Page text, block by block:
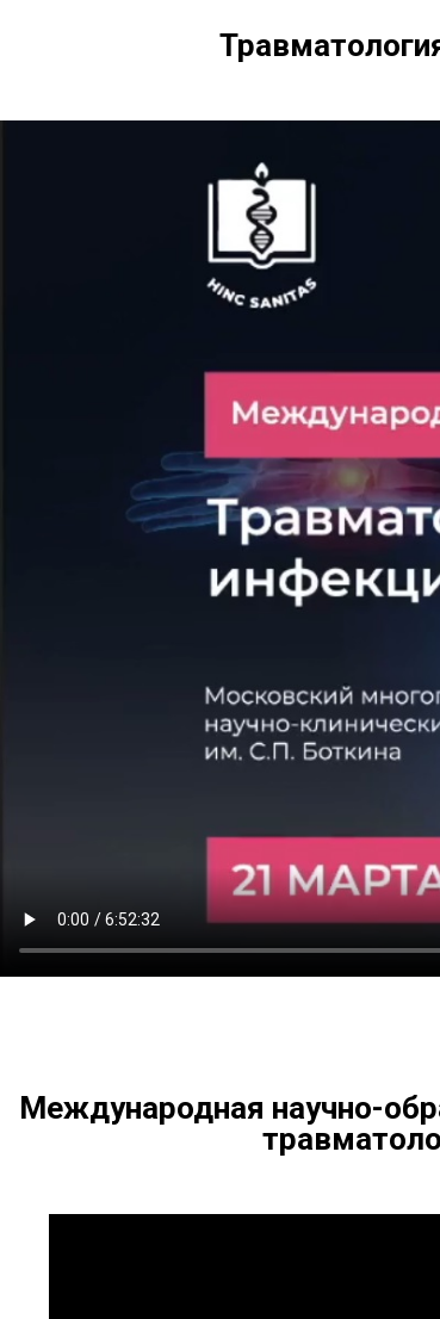
Международная научно-